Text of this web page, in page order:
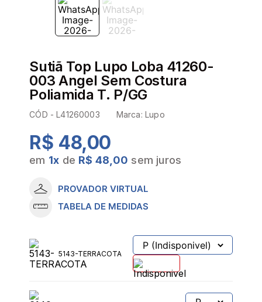
Sutiã Top Lupo Loba 41260-
003 Angel Sem Costura
Poliamida T. P/GG
CÓD -L41260003 Marca:Lupo
R$ 48,00
em 1x de R$ 48,00 sem juros
PROVADOR VIRTUAL
TABELA DE MEDIDAS
5143-TERRACOTA